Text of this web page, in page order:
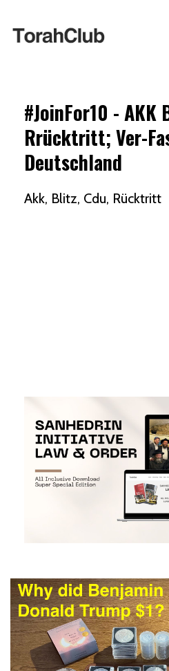
#JoinFor10 - AKK
Rrücktritt; Ver-
Deutschland
Akk Blitz Cdu Rücktritt